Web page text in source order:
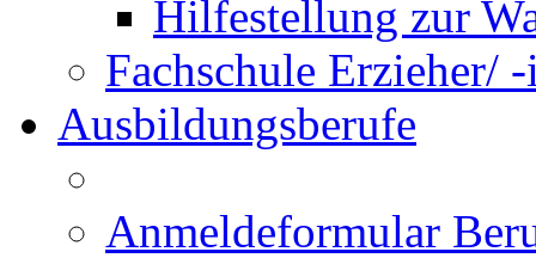
Hilfestellung zur
Fachschule Erzieher/
Ausbildungsberufe
Anmeldeformular